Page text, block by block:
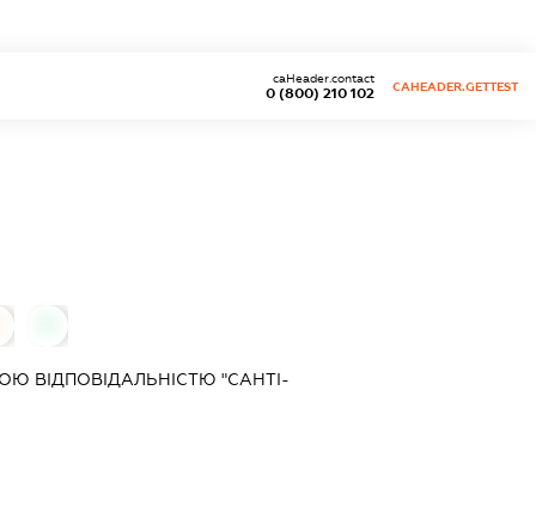
0 (800) 210 102
caHeader.contact
CAHEADER.GETTEST
ВІДПОВІДАЛЬНІСТЮ "САНТІ-